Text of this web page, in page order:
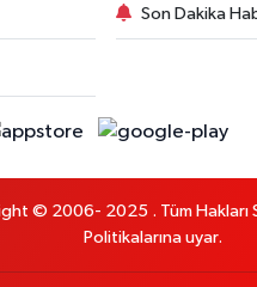
Son Dakika
© 2006- 2025 . Tüm Hakları
Politikalarına uyar.